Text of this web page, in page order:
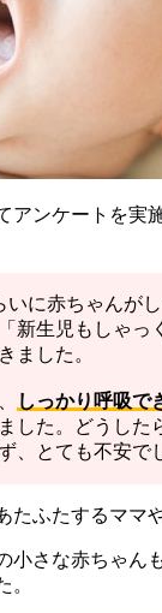
アンケートを実
いに赤ちゃんが
新生児もしゃっ
ました。
しっかり呼吸
した。どうした
、とても不安で
たふたするママ
小さな赤ちゃん
。